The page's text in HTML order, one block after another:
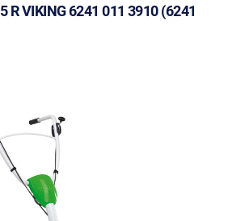
R VIKING 6241 011 3910 (6241